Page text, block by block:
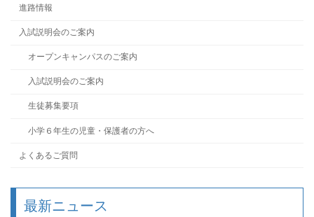
進路情報
入試説明会のご案内
オープンキャンパスのご案内
入試説明会のご案内
生徒募集要項
小学６年生の児童・保護者の方へ
よくあるご質問
最新ニュース